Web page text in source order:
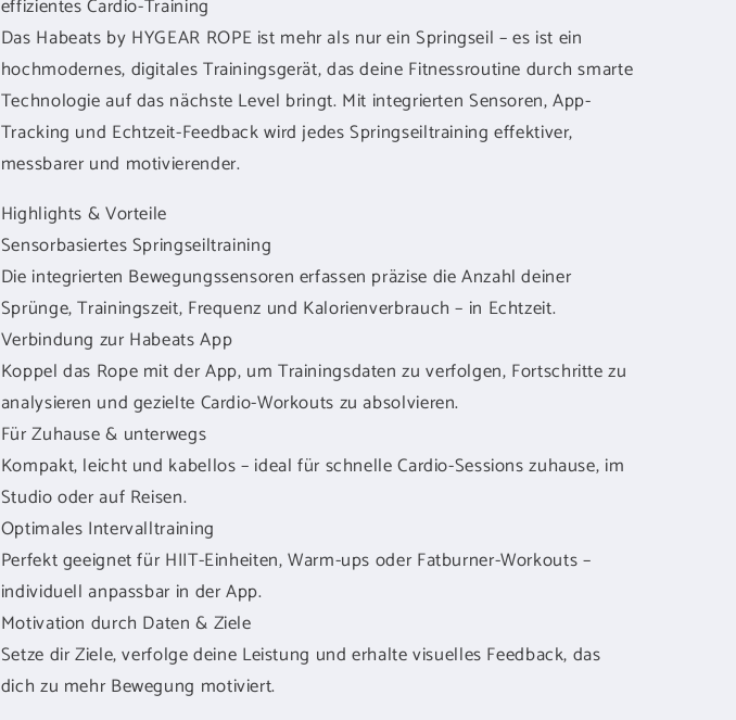
effizientes Cardio-Training
Das Habeats by HYGEAR ROPE ist mehr als nur ein Springseil – es ist ein
hochmodernes, digitales Trainingsgerät, das deine Fitnessroutine durch smarte
Technologie auf das nächste Level bringt. Mit integrierten Sensoren, App-
Tracking und Echtzeit-Feedback wird jedes Springseiltraining effektiver,
messbarer und motivierender.
Highlights & Vorteile
Sensorbasiertes Springseiltraining
Die integrierten Bewegungssensoren erfassen präzise die Anzahl deiner
Sprünge, Trainingszeit, Frequenz und Kalorienverbrauch – in Echtzeit.
Verbindung zur Habeats App
Koppel das Rope mit der App, um Trainingsdaten zu verfolgen, Fortschritte zu
analysieren und gezielte Cardio-Workouts zu absolvieren.
Für Zuhause & unterwegs
Kompakt, leicht und kabellos – ideal für schnelle Cardio-Sessions zuhause, im
Studio oder auf Reisen.
Optimales Intervalltraining
Perfekt geeignet für HIIT-Einheiten, Warm-ups oder Fatburner-Workouts –
individuell anpassbar in der App.
Motivation durch Daten & Ziele
Setze dir Ziele, verfolge deine Leistung und erhalte visuelles Feedback, das
dich zu mehr Bewegung motiviert.